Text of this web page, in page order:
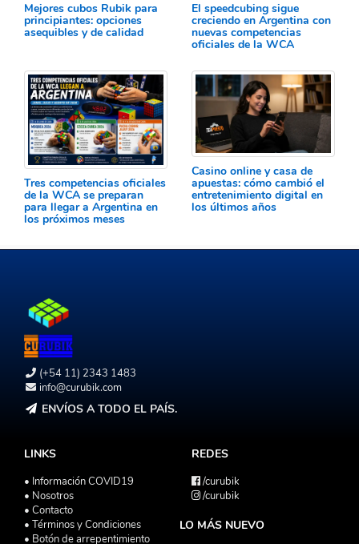
Mejores cubos Rubik para
principiantes: opciones
asequibles y de calidad
El speedcubing sigue
creciendo en Argentina con
nuevas competencias
oficiales de la WCA
Tres competencias oficiales
de la WCA se preparan
para llegar a Argentina en
los próximos meses
Casino online y casa de
apuestas: cómo cambió el
entretenimiento digital en
los últimos años
(+54 11) 2343 1483
info@curubik.com
ENVÍOS A TODO EL PAÍS.
LINKS
• Información COVID19
• Nosotros
• Contacto
• Términos y Condiciones
• Botón de arrepentimiento
REDES
/curubik
/curubik
LO MÁS NUEVO